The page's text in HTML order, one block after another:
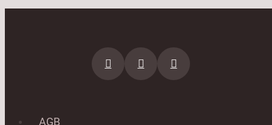
AGB